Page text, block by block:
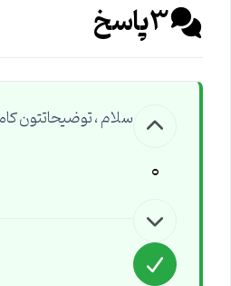
3پاسخ
0
سلام ، توضیحاتتون